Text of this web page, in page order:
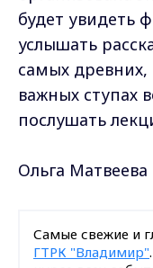
будет увидеть
услышать
самых древних,
важных ступах
послушать
Ольга Матвеева
Самые свежие и
ГТРК "Владимир"